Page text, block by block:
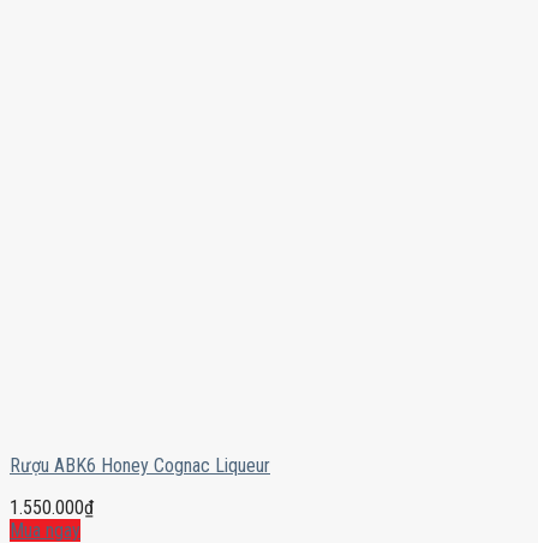
Rượu ABK6 Honey Cognac Liqueur
1.550.000₫
Mua ngay